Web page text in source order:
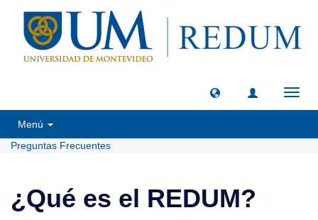
Menú
Preguntas Frecuentes
¿Qué es el REDUM?